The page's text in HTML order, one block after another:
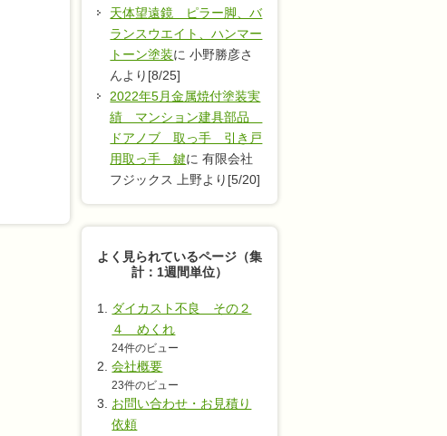
天体望遠鏡 ピラー脚、バ
ランスウエイト、ハンマー
トーン塗装に 小野勝彦さ
んより[8/25]
2022年5月金属焼付塗装実
績 マンション建具部品
ドアノブ 取っ手 引き戸
用取っ手 鍵に 有限会社
フジックス 上野より[5/20]
よく見られているページ（集
計：1週間単位）
ダイカスト不良 その２
４ めくれ
24件のビュー
会社概要
23件のビュー
お問い合わせ・お見積り
依頼